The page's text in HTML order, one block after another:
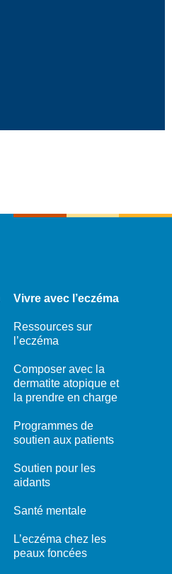
Vivre avec l’eczéma
Ressources sur
l’eczéma
Composer avec la
dermatite atopique et
la prendre en charge
Programmes de
soutien aux patients
Soutien pour les
aidants
Santé mentale
L’eczéma chez les
peaux foncées